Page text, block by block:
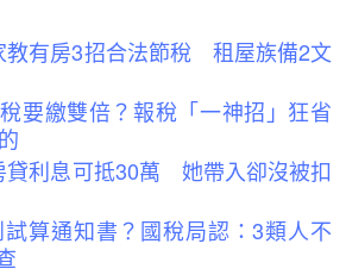
教有房3招合法節稅 租屋族備2文
要繳雙倍？報稅「一神招」狂省
貸利息可抵30萬 她帶入卻沒被扣
算通知書？國稅局認：3類人不